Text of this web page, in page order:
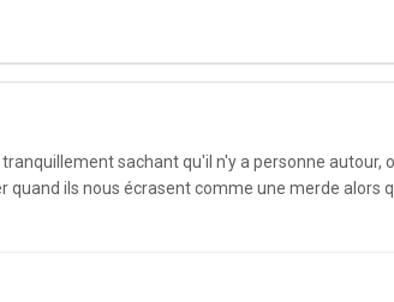
sachant qu'il n'y a personne
ils nous écrasent comme une merde alors